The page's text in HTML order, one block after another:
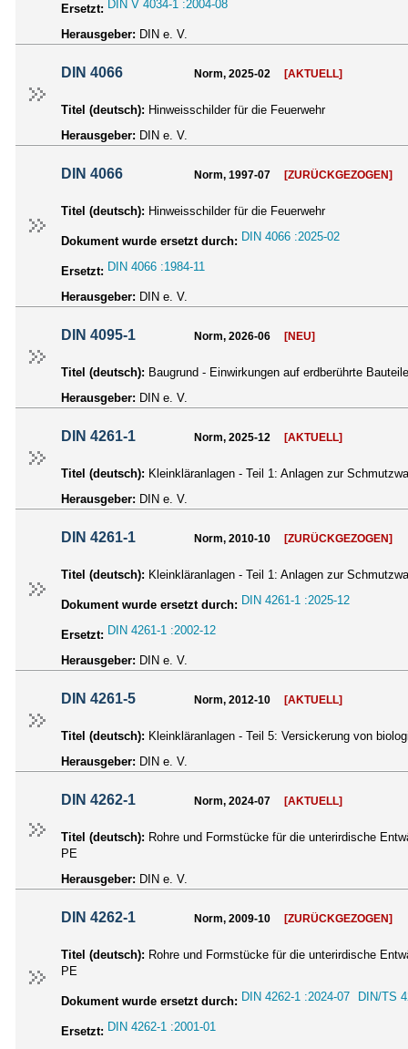
Ersetzt: DIN V 4034-1 :2004-08
Herausgeber: DIN e. V.
DIN 4066 Norm, 2025-02 [AKTUELL]
Titel (deutsch): Hinweisschilder für die Feuerwehr
Herausgeber: DIN e. V.
DIN 4066 Norm, 1997-07 [ZURÜCKGEZOGEN]
Titel (deutsch): Hinweisschilder für die Feuerwehr
Dokument wurde ersetzt durch: DIN 4066 :2025-02
Ersetzt: DIN 4066 :1984-11
Herausgeber: DIN e. V.
DIN 4095-1 Norm, 2026-06 [NEU]
Titel (deutsch): Baugrund - Einwirkungen auf erdberührte
Herausgeber: DIN e. V.
DIN 4261-1 Norm, 2025-12 [AKTUELL]
Titel (deutsch): Kleinkläranlagen - Teil 1: Anlagen zur
Herausgeber: DIN e. V.
DIN 4261-1 Norm, 2010-10 [ZURÜCKGEZOGEN]
Titel (deutsch): Kleinkläranlagen - Teil 1: Anlagen zur
Dokument wurde ersetzt durch: DIN 4261-1 :2025-12
Ersetzt: DIN 4261-1 :2002-12
Herausgeber: DIN e. V.
DIN 4261-5 Norm, 2012-10 [AKTUELL]
Titel (deutsch): Kleinkläranlagen - Teil 5: Versickerung von
Herausgeber: DIN e. V.
DIN 4262-1 Norm, 2024-07 [AKTUELL]
Titel (deutsch): Rohre und Formstücke für die unterirdische
PE
Herausgeber: DIN e. V.
DIN 4262-1 Norm, 2009-10 [ZURÜCKGEZOGEN]
Titel (deutsch): Rohre und Formstücke für die unterirdische
PE
Dokument wurde ersetzt durch: DIN 4262-1 :2024-07 DIN/TS
Ersetzt: DIN 4262-1 :2001-01